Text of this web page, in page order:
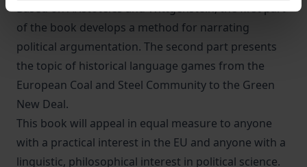
Based on Aristoteles and Wittgenstein, the first part
of the book develops a method for narrating
political argumentation. The second part presents
the topic of historical language games from the
European Coal and Steel Community to the Green
New Deal.
This book will appeal in equal measure to anyone
with a practical interest in the EU and anyone with a
linguistic, philosophical interest in political science.